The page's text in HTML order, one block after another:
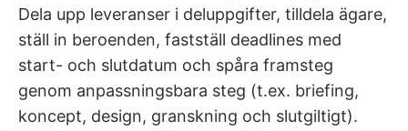
Dela upp leveranser i deluppgifter, tilldela ägare,
ställ in beroenden, fastställ deadlines med
start- och slutdatum och spåra framsteg
genom anpassningsbara steg (t.ex. briefing,
koncept, design, granskning och slutgiltigt).